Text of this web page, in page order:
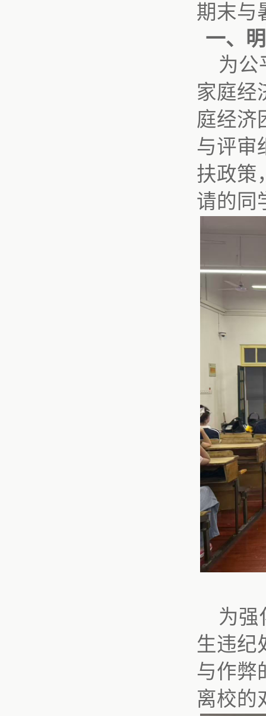
期末与
一、
为公
家庭经
庭经济
与评审
扶政策
请的同
为强
生违纪
与作弊
离校的